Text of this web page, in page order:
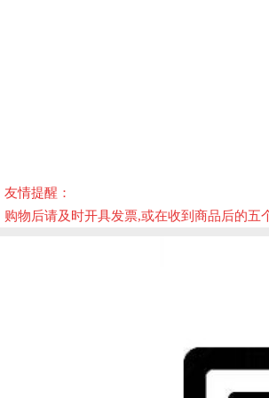
友情提醒：
购物后请及时开具发票,或在收到商品后的五